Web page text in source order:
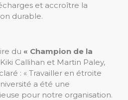
et accroître la
durable.
du « Champion de la
Callihan et Martin Paley,
: « Travailler en étroite
a été une
pour notre organisation.